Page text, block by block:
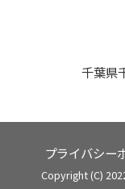
千葉県
プライバシー
Copyright (C)